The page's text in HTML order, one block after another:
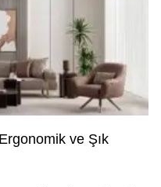
ve Şık